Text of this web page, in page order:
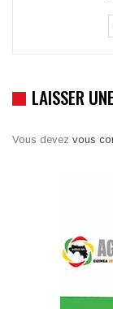
LAISSER
Vous devez vous